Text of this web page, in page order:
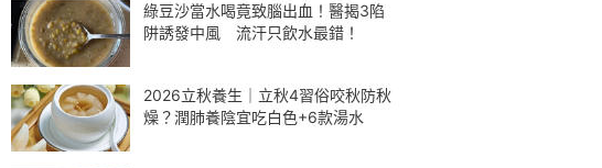
綠豆沙當水喝竟致腦出血！醫揭3陷
阱誘發中風 流汗只飲水最錯！
2026立秋養生｜立秋4習俗咬秋防秋
燥？潤肺養陰宜吃白色+6款湯水